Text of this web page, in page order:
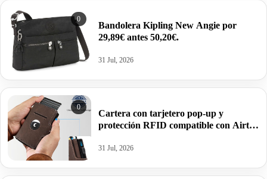
0
Bandolera Kipling New Angie por
29,89€ antes 50,20€.
31 Jul, 2026
0
Cartera con tarjetero pop-up y
protección RFID compatible con Airtag
31 Jul, 2026